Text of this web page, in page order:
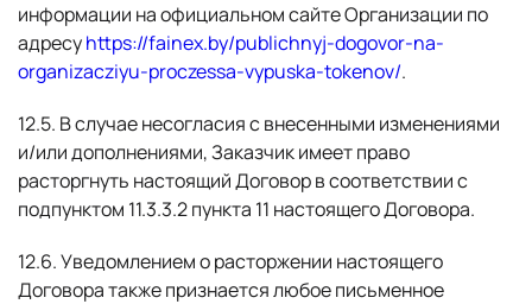
информации на официальном сайте Организации по
адресуhttps://fainex.by/publichnyj-dogovor-na-
organizacziyu-proczessa-vypuska-tokenov/.
12.5. В случае несогласия с внесенными изменениями
и/или дополнениями, Заказчик имеет право
расторгнуть настоящий Договор в соответствии с
подпунктом 11.3.3.2 пункта 11 настоящего Договора.
12.6. Уведомлением о расторжении настоящего
Договора также признается любое письменное